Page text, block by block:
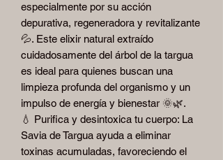
especialmente por su acción
depurativa, regeneradora y revitalizante
💦. Este elixir natural extraído
cuidadosamente del árbol de la targua
es ideal para quienes buscan una
limpieza profunda del organismo y un
impulso de energía y bienestar 🌞🌿.
💧 Purifica y desintoxica tu cuerpo: La
Savia de Targua ayuda a eliminar
toxinas acumuladas, favoreciendo el